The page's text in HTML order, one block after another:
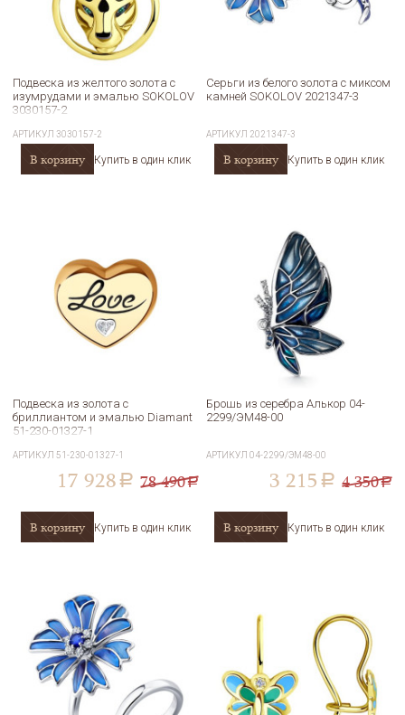
Подвеска из желтого золота с
изумрудами и эмалью SOKOLOV
3030157-2
АРТИКУЛ 3030157-2
В корзину Купить в один клик
Серьги из белого золота с миксом
камней SOKOLOV 2021347-3
АРТИКУЛ 2021347-3
В корзину Купить в один клик
Подвеска из золота с
бриллиантом и эмалью Diamant
51-230-01327-1
АРТИКУЛ51-230-01327-1
17 928 a 78 490a
В корзину Купить в один клик
Брошь из серебра Алькор 04-
2299/ЭМ48-00
АРТИКУЛ04-2299/ЭМ48-00
3 215 a 4 350a
В корзину Купить в один клик